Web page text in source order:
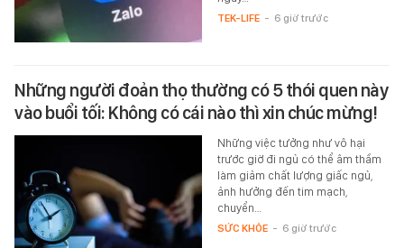
TEK-LIFE - 6 giờ trước
Những người đoản thọ thường có 5 thói quen này
vào buổi tối: Không có cái nào thì xin chúc mừng!
Những việc tưởng như vô hại
trước giờ đi ngủ có thể âm thầm
làm giảm chất lượng giấc ngủ,
ảnh hưởng đến tim mạch,
chuyển…
SỨC KHỎE - 6 giờ trước